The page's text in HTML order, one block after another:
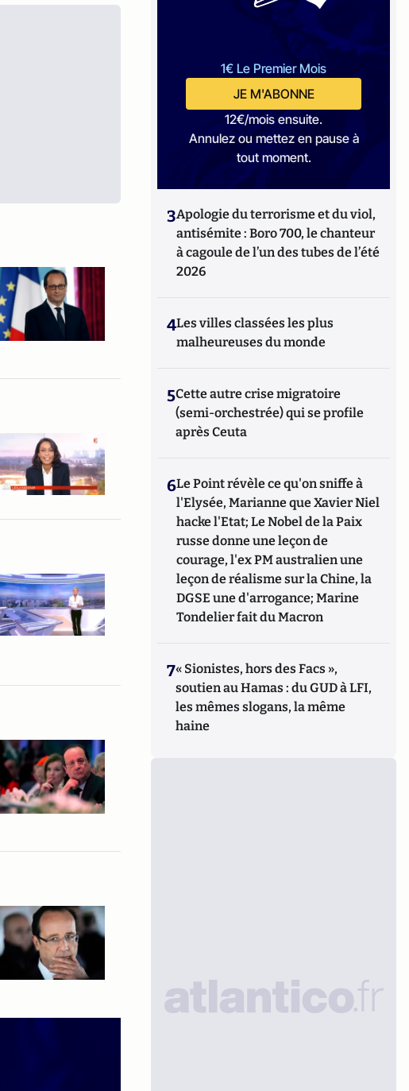
1€ Le Premier Mois
JE M'ABONNE
12€/mois ensuite.
Annulez ou mettez en pause à
tout moment.
3Apologie du terrorisme et du viol,
antisémite : Boro 700, le chanteur
à cagoule de l’un des tubes de l’été
2026
4Les villes classées les plus
malheureuses du monde
5Cette autre crise migratoire
(semi-orchestrée) qui se profile
après Ceuta
6Le Point révèle ce qu'on sniffe à
l'Elysée, Marianne que Xavier Niel
hacke l'Etat; Le Nobel de la Paix
russe donne une leçon de
courage, l'ex PM australien une
leçon de réalisme sur la Chine, la
DGSE une d'arrogance; Marine
Tondelier fait du Macron
7« Sionistes, hors des Facs »,
soutien au Hamas : du GUD à LFI,
les mêmes slogans, la même
haine